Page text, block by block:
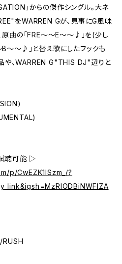
」からの傑作シングル。大ネ
をWARREN Gが、見事にG風味
原曲の「FRE〜〜E〜〜♪」を(少し
〜〜♪」と替え歌にしたフックも
や、WARREN G"THIS DJ"辺りと
聴可能 ▷
p/CwEZK1ISzm_/?
RUSH